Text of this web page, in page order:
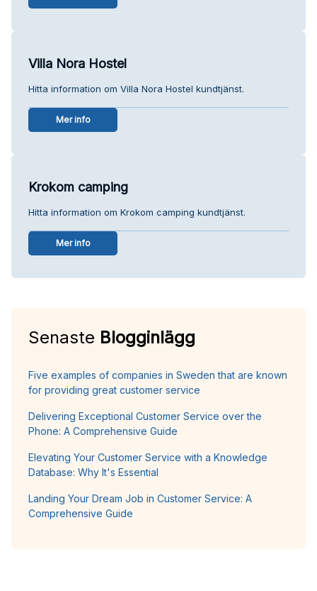
Villa Nora Hostel
Hitta information om Villa Nora Hostel kundtjänst.
Mer info
Krokom camping
Hitta information om Krokom camping kundtjänst.
Mer info
Senaste Blogginlägg
Five examples of companies in Sweden that are known
for providing great customer service
Delivering Exceptional Customer Service over the
Phone: A Comprehensive Guide
Elevating Your Customer Service with a Knowledge
Database: Why It's Essential
Landing Your Dream Job in Customer Service: A
Comprehensive Guide